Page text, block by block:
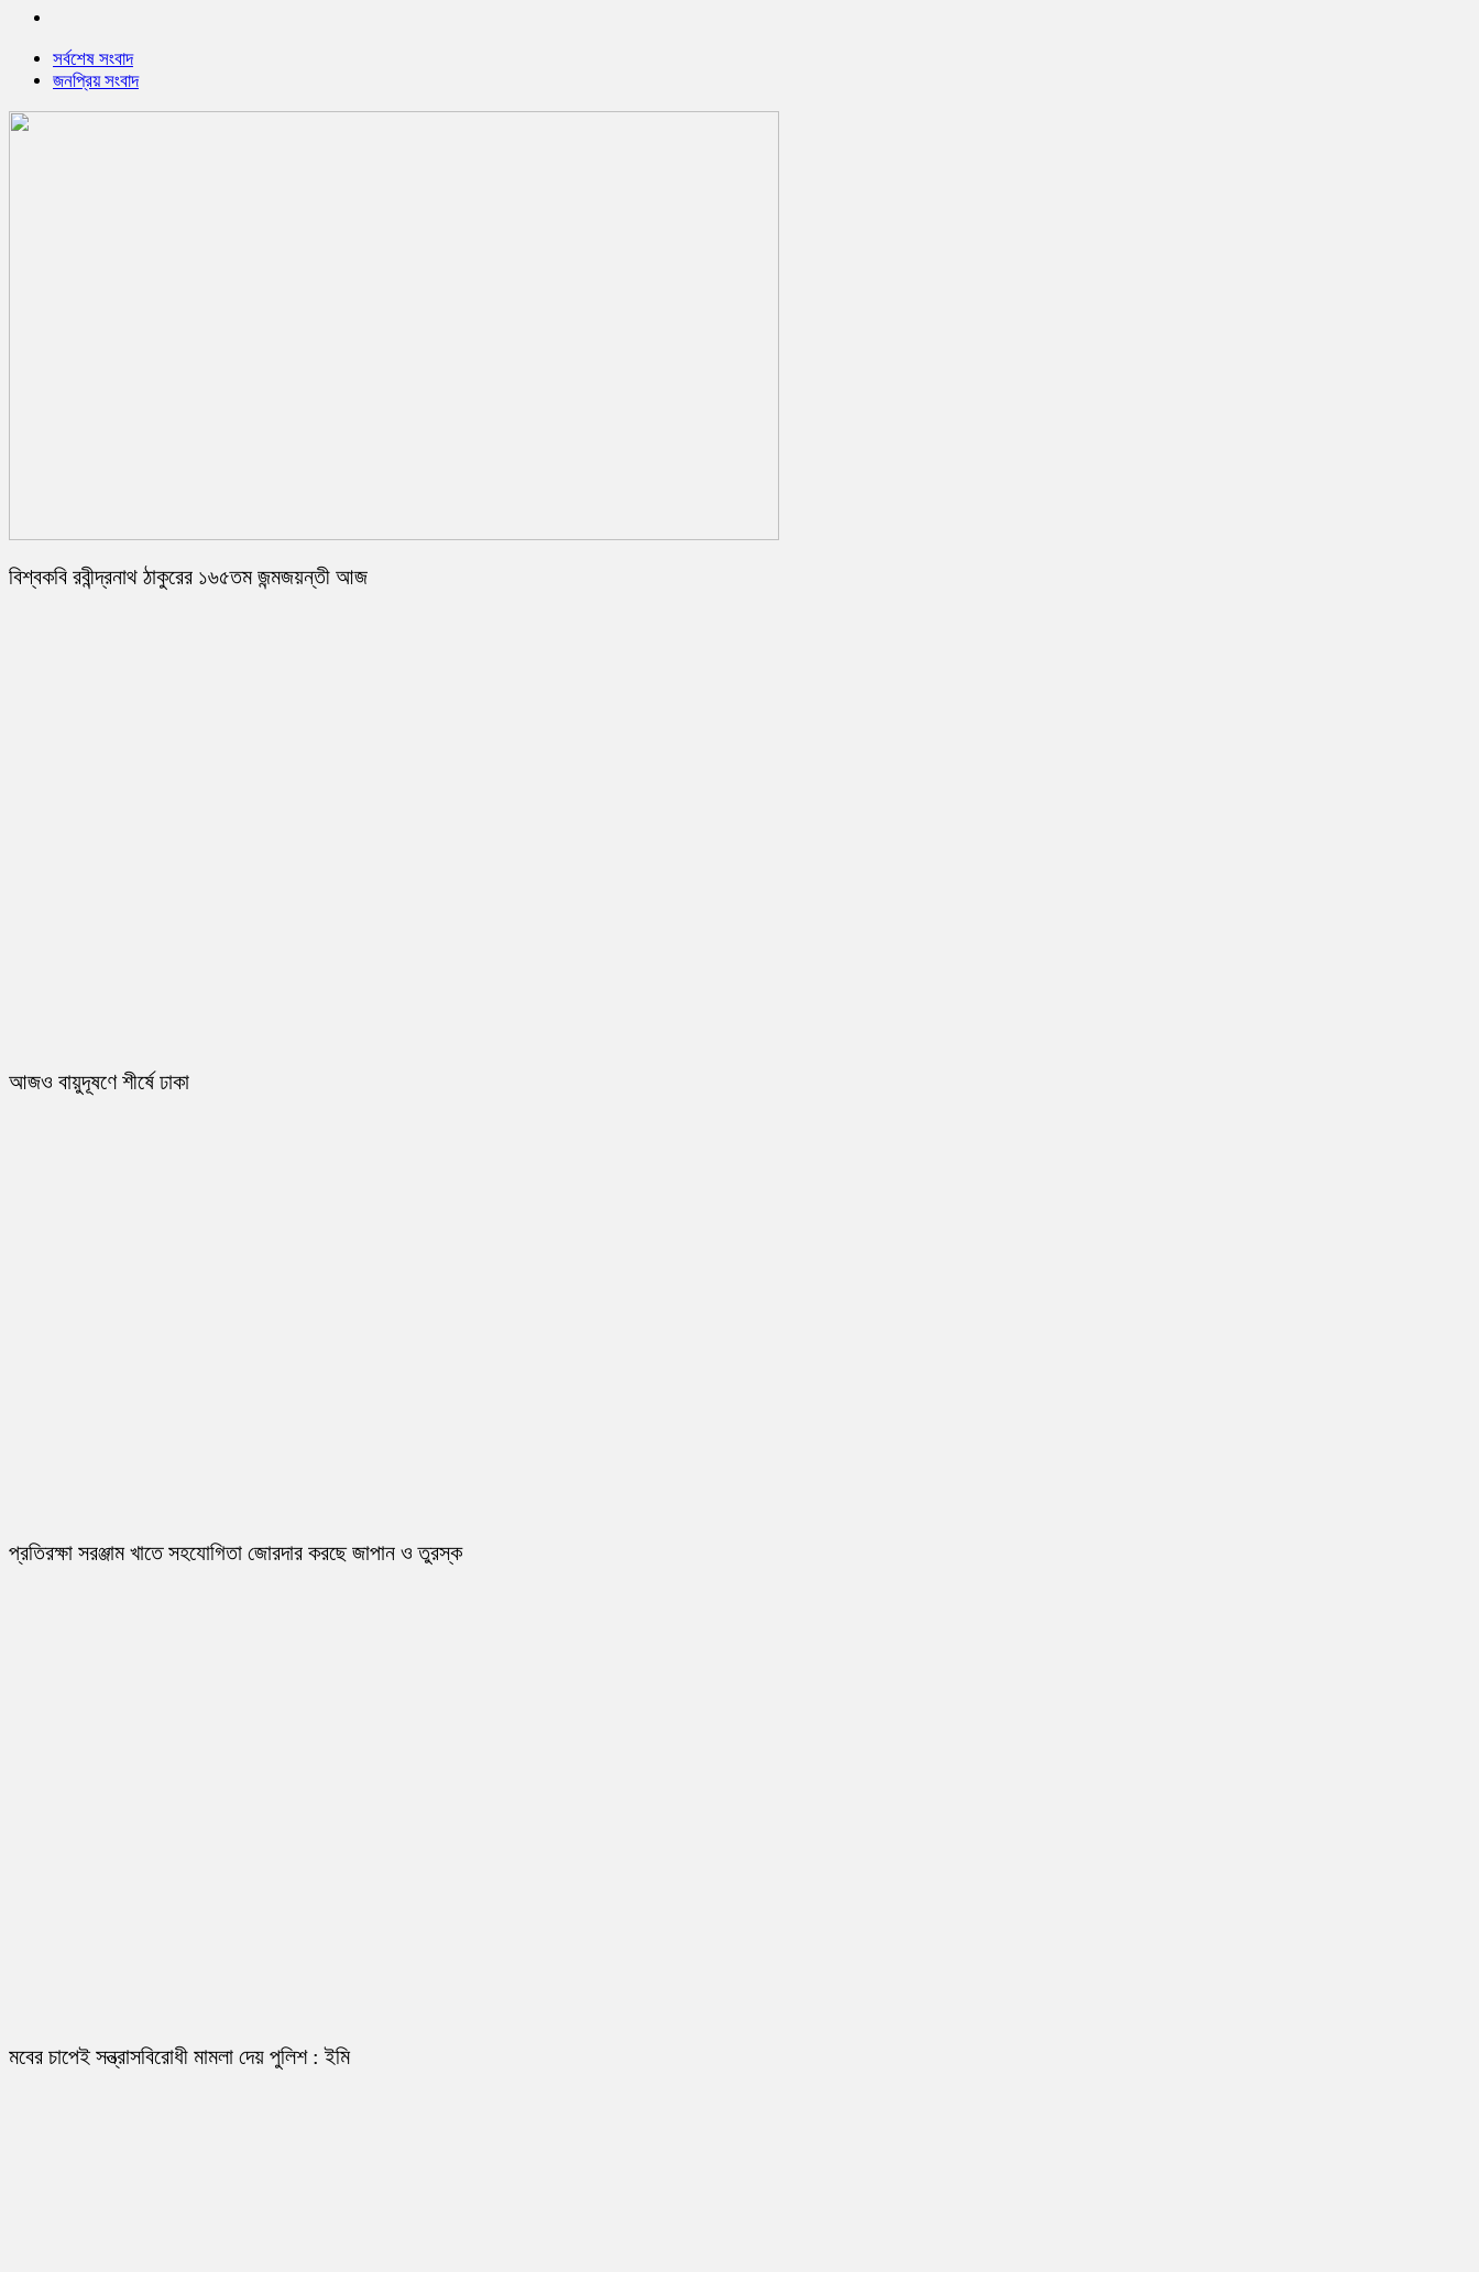
সর্বশেষ সংবাদ
জনপ্রিয় সংবাদ
বিশ্বকবি রবীন্দ্রনাথ ঠাকুরের ১৬৫তম জন্মজয়ন্তী আজ
আজও বায়ুদূষণে শীর্ষে ঢাকা
প্রতিরক্ষা সরঞ্জাম খাতে সহযোগিতা জোরদার করছে জাপান ও তুরস্ক
মবের চাপেই সন্ত্রাসবিরোধী মামলা দেয় পুলিশ : ইমি